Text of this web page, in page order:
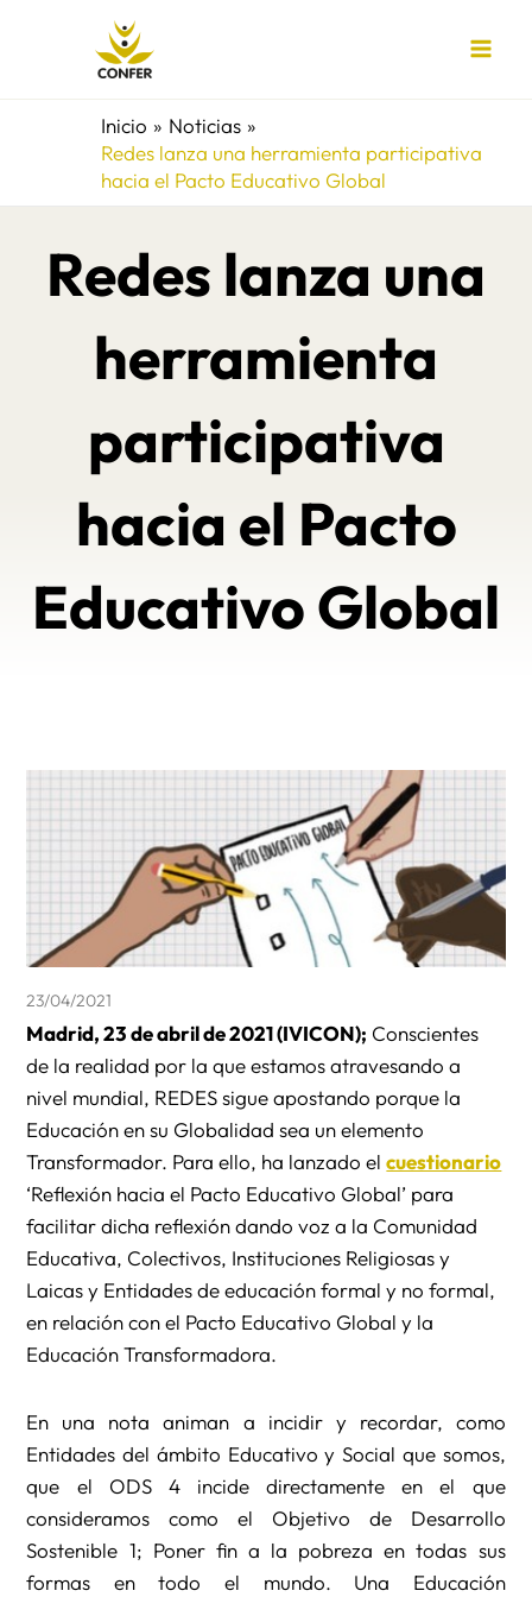
Inicio
Noticias
Redes lanza una herramienta participativa
hacia el Pacto Educativo Global
Redes lanza una
herramienta
participativa
hacia el Pacto
Educativo Global
23/04/2021
Madrid, 23 de abril de 2021 (IVICON); Conscientes
de la realidad por la que estamos atravesando a
nivel mundial, REDES sigue apostando porque la
Educación en su Globalidad sea un elemento
Transformador. Para ello, ha lanzado elcuestionario
‘Reflexión hacia el Pacto Educativo Global’ para
facilitar dicha reflexión dando voz a la Comunidad
Educativa, Colectivos, Instituciones Religiosas y
Laicas y Entidades de educación formal y no formal,
en relación con el Pacto Educativo Global y la
Educación Transformadora.
En una nota animan a incidir y recordar, como
Entidades del ámbito Educativo y Social que somos,
que el ODS 4 incide directamente en el que
consideramos como el Objetivo de Desarrollo
Sostenible 1; Poner fin a la pobreza en todas sus
formas en todo el mundo. Una Educación